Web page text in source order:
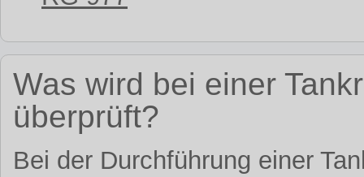
Was wird bei einer
überprüft?
Bei der Durchführung einer